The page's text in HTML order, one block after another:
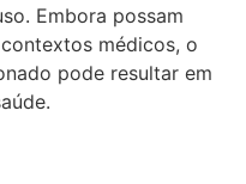
Embora possam
médicos, o
pode resultar em